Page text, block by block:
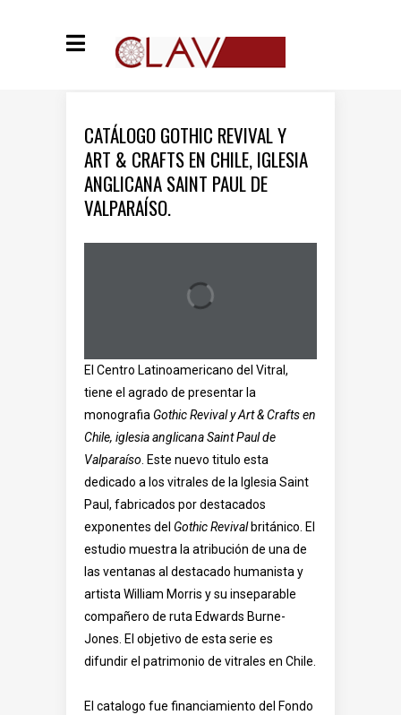
CATÁLOGO GOTHIC REVIVAL Y
ART & CRAFTS EN CHILE, IGLESIA
ANGLICANA SAINT PAUL DE
VALPARAÍSO.
El Centro Latinoamericano del Vitral,
tiene el agrado de presentar la
monografia Gothic Revival y Art & Crafts en
Chile, iglesia anglicana Saint Paul de
Valparaíso . Este nuevo titulo esta
dedicado a los vitrales de la Iglesia Saint
Paul, fabricados por destacados
exponentes del Gothic Revivalbritánico. El
estudio muestra la atribución de una de
las ventanas al destacado humanista y
artista William Morris y su inseparable
compañero de ruta Edwards Burne-
Jones. El objetivo de esta serie es
difundir el patrimonio de vitrales en Chile.
El catalogo fue financiamiento del Fondo